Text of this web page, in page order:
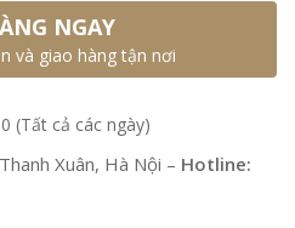
NGAY
và giao hàng tận nơi
(Tất cả các ngày)
Xuân, Hà Nội – Hotline: